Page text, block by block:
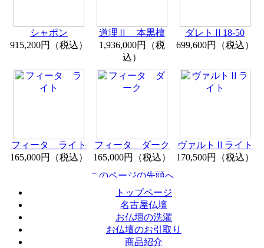
シャポン
915,200円（税込）
道理Ⅱ 本黒檀
1,936,000円（税
込）
ダレトⅡ18-50
699,600円（税込）
フィータ ライト
165,000円（税込）
フィータ ダーク
165,000円（税込）
ヴァルトⅡライト
170,500円（税込）
トップページ
名古屋仏壇
お仏壇の洗濯
お仏壇のお引取り
商品紹介